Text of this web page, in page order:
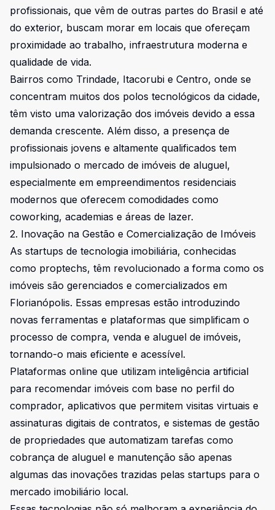
profissionais, que vêm de outras partes do Brasil e até
do exterior, buscam morar em locais que ofereçam
proximidade ao trabalho, infraestrutura moderna e
qualidade de vida.
Bairros como Trindade, Itacorubi e Centro, onde se
concentram muitos dos polos tecnológicos da cidade,
têm visto uma valorização dos imóveis devido a essa
demanda crescente. Além disso, a presença de
profissionais jovens e altamente qualificados tem
impulsionado o mercado de imóveis de aluguel,
especialmente em empreendimentos residenciais
modernos que oferecem comodidades como
coworking, academias e áreas de lazer.
2. Inovação na Gestão e Comercialização de Imóveis
As startups de tecnologia imobiliária, conhecidas
como proptechs, têm revolucionado a forma como os
imóveis são gerenciados e comercializados em
Florianópolis. Essas empresas estão introduzindo
novas ferramentas e plataformas que simplificam o
processo de compra, venda e aluguel de imóveis,
tornando-o mais eficiente e acessível.
Plataformas online que utilizam inteligência artificial
para recomendar imóveis com base no perfil do
comprador, aplicativos que permitem visitas virtuais e
assinaturas digitais de contratos, e sistemas de gestão
de propriedades que automatizam tarefas como
cobrança de aluguel e manutenção são apenas
algumas das inovações trazidas pelas startups para o
mercado imobiliário local.